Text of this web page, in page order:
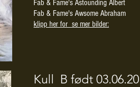
Fab & Fame's Astounding Albert
Fab & Fame's Awsome Abraham
klipp her for se mer bilder:
Kull B født